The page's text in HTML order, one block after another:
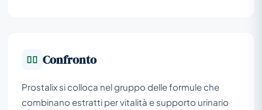
Confronto
Prostalix si colloca nel gruppo delle formule che
combinano estratti per vitalità e supporto urinario